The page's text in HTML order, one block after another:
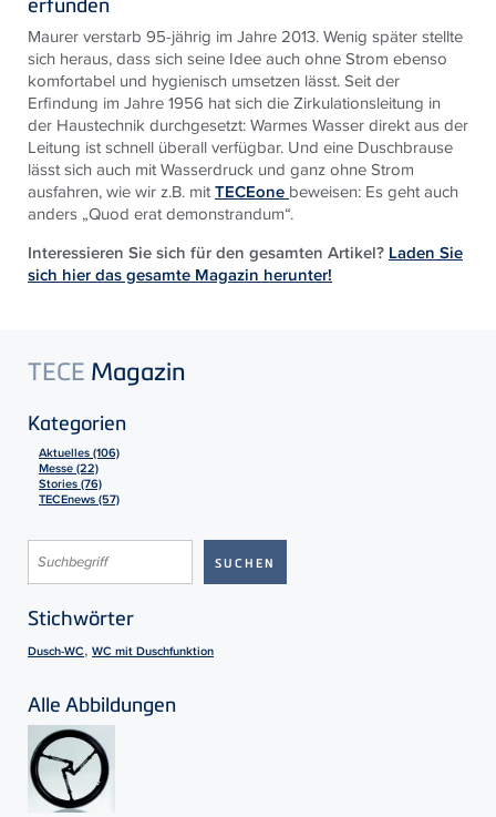
Maurer verstarb 95-jährig im Jahre 2013. Wenig später stellte
sich heraus, dass sich seine Idee auch ohne Strom ebenso
komfortabel und hygienisch umsetzen lässt. Seit der
Erfindung im Jahre 1956 hat sich die Zirkulationsleitung in
der Haustechnik durchgesetzt: Warmes Wasser direkt aus der
Leitung ist schnell überall verfügbar. Und eine Duschbrause
lässt sich auch mit Wasserdruck und ganz ohne Strom
ausfahren, wie wir z.B. mitTECEone beweisen: Es geht auch
anders „Quod erat demonstrandum“.
Interessieren Sie sich für den gesamten Artikel? Laden Sie
sich hier das gesamte Magazin herunter!
TECE Magazin
Kategorien
Aktuelles (106)
Messe (22)
Stories (76)
TECEnews (57)
Stichwörter
Dusch-WC, WC mit Duschfunktion
Alle Abbildungen